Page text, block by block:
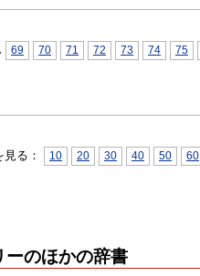
69 70 71 72 73 74 75
る： 10 20 30 40 50 60
ーのほかの辞書